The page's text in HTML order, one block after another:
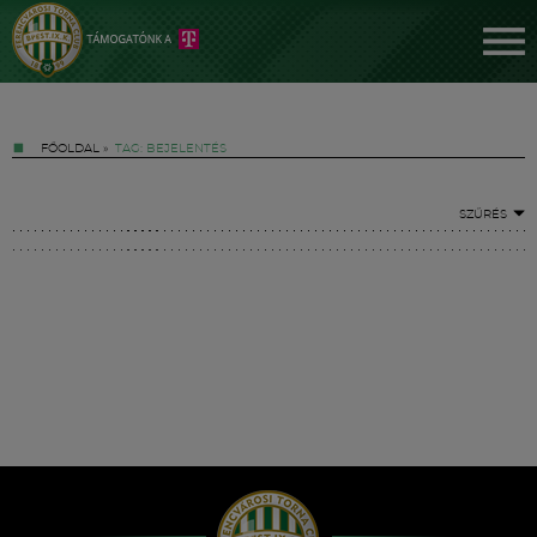
FŐOLDAL » TAG: BEJELENTÉS
SZŰRÉS
Hírek